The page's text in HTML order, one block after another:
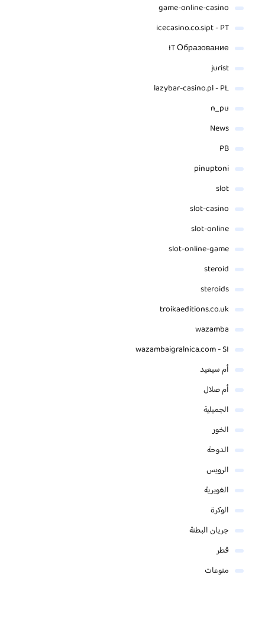
game-online-casino
icecasino.co.sipt - PT
IT Образование
jurist
lazybar-casino.pl - PL
n_pu
News
PB
pinuptoni
slot
slot-casino
slot-online
slot-online-game
steroid
steroids
troikaeditions.co.uk
wazamba
wazambaigralnica.com - SI
أم سيعيد
أم صلال
الجميلية
الخور
الدوحة
الرويس
الغويرية
الوكرة
جريان البطنة
قطر
منوعات